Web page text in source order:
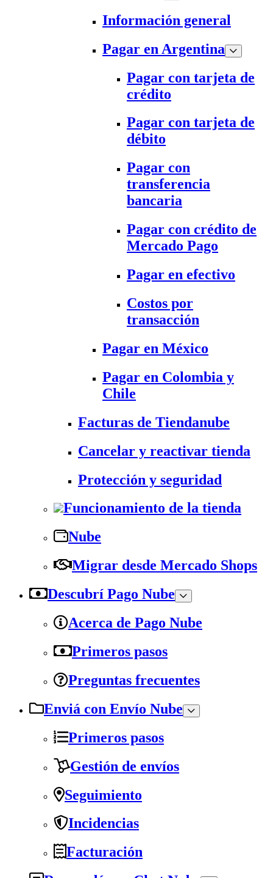
Información general
Pagar en Argentina
Pagar con tarjeta de
crédito
Pagar con tarjeta de
débito
Pagar con
transferencia
bancaria
Pagar con crédito de
Mercado Pago
Pagar en efectivo
Costos por
transacción
Pagar en México
Pagar en Colombia y
Chile
Facturas de Tiendanube
Cancelar y reactivar tienda
Protección y seguridad
Funcionamiento de la tienda
Nube
Migrar desde Mercado Shops
Descubrí Pago Nube
Acerca de Pago Nube
Primeros pasos
Preguntas frecuentes
Enviá con Envío Nube
Primeros pasos
Gestión de envíos
Seguimiento
Incidencias
Facturación